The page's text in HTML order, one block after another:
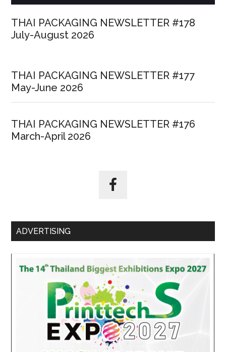
THAI PACKAGING NEWSLETTER #178
July-August 2026
THAI PACKAGING NEWSLETTER #177
May-June 2026
THAI PACKAGING NEWSLETTER #176
March-April 2026
ADVERTISING